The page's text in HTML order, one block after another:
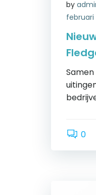
by
februari
0